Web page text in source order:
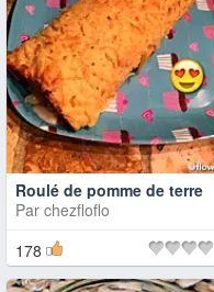
Roulé de pomme de terre
Par chezfloflo
178